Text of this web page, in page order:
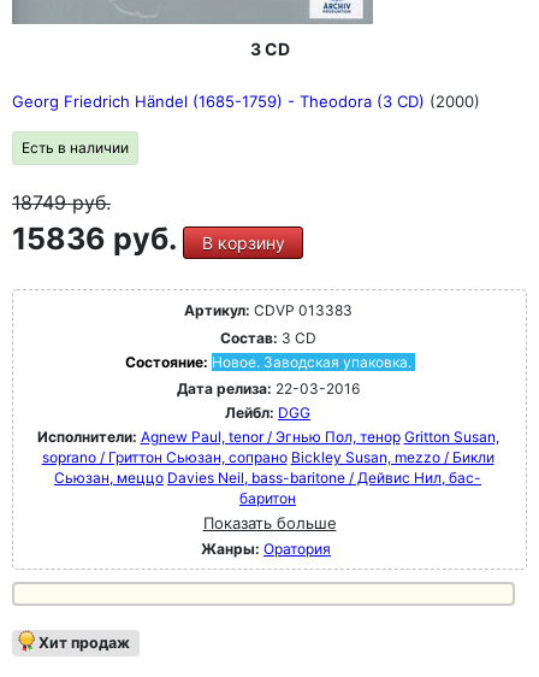
3 CD
Georg Friedrich Händel (1685-1759) - Theodora (3 CD) (2000)
Есть в наличии
18749руб.
15836 руб. В корзину
Артикул: CDVP 013383
Состав: 3 CD
Состояние: Новое. Заводская упаковка.
Дата релиза: 22-03-2016
Лейбл: DGG
Исполнители: Agnew Paul, tenor / Эгнью Пол, тенор Gritton Susan,
soprano / Гриттон Сьюзан, сопрано Bickley Susan, mezzo / Бикли
Сьюзан, меццо Davies Neil, bass-baritone / Дейвис Нил, бас-
баритон
Показать больше
Жанры: Оратория
Хит продаж